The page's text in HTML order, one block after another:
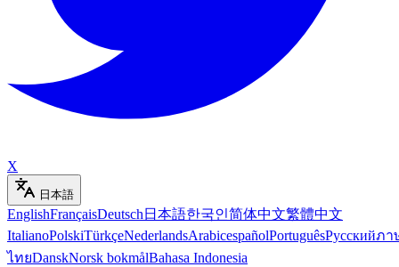
X
日本語
EnglishFrançaisDeutsch 日本語한국인简体中文繁體中文
ItalianoPolskiTürkçeNederlandsArabicespañolPortuguêsРусскийภา
ไทยDanskNorsk bokmålBahasa Indonesia